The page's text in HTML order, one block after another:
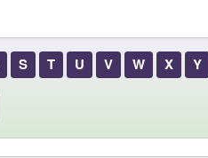
S T U V W X Y